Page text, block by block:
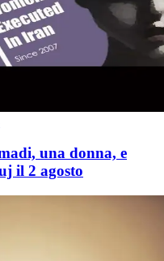
una donna, e
il 2 agosto